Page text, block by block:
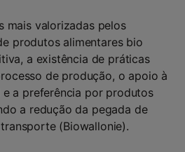
mais valorizadas pelos
produtos alimentares bio
a existência de práticas
de produção, o apoio à
a preferência por produtos
a redução da pegada de
(Biowallonie).